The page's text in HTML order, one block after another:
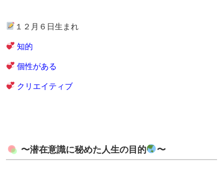
１２月６日生まれ
知的
個性がある
クリエイティブ
〜潜在意識に秘めた人生の目的 〜